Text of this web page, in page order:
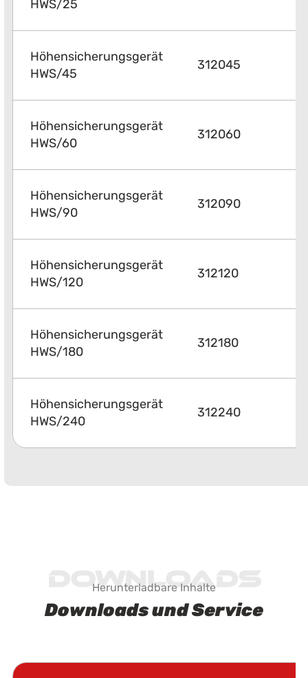
HWS/25
Höhensicherungsgerät
HWS/45
312045
Höhensicherungsgerät
HWS/60
312060
Höhensicherungsgerät
HWS/90
312090
Höhensicherungsgerät
HWS/120
312120
Höhensicherungsgerät
HWS/180
312180
Höhensicherungsgerät
HWS/240
312240
Downloads
Herunterladbare Inhalte
Downloads und Service